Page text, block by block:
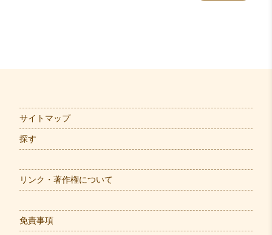
サイトマップ
探す
リンク・著作権について
免責事項